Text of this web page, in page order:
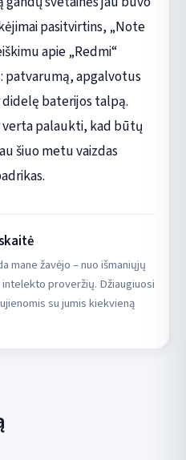
pasitvirtins, „Note
apie „Redmi“
patvarumą, apgalvotus
baterijos talpą.
palaukti, kad būtų
šiuo metu vaizdas
mane žavėjo – nuo išmaniųjų
proveržių. Džiaugiuosi
su jumis kiekvieną